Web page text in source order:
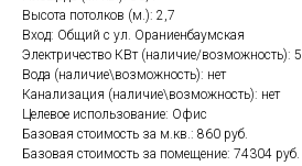
Высота потолков (м.): 2,7
Вход: Общий с ул. Ораниенбаумская
Электричество КВт (наличие/возможность): 5
Вода (наличие\возможность): нет
Канализация (наличие\возможность): нет
Целевое использование: Офис
Базовая стоимость за м.кв.: 860 руб.
Базовая стоимость за помещение: 74304 руб.